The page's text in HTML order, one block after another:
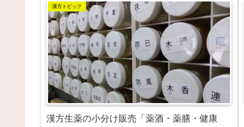
漢方トピック
漢方生薬の小分け販売「薬酒・薬膳・健康